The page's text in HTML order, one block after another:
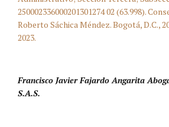
250002336000201301274 02 (63.998).
Roberto Sáchica Méndez. Bogotá, D.C.,
2023.
Francisco Javier Fajardo Angarita
S.A.S.